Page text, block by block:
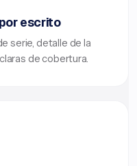
escrito
serie, detalle de la
de cobertura.